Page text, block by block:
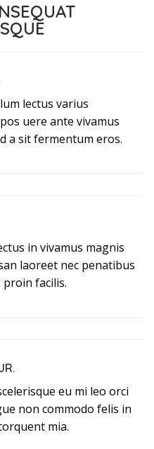
lectus varius
uere ante vivamus
a sit fermentum eros.
in vivamus magnis
laoreet nec penatibus
facilis.
eu mi leo orci
non commodo felis in
mia.